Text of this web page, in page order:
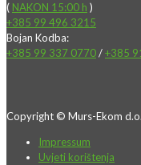
( NAKON 15:00 h )
+385 99 496 3215
Bojan Kodba:
+385 99 337 0770/+385
Copyright © Murs-Ekom
Impressum
Uvjeti korištenja